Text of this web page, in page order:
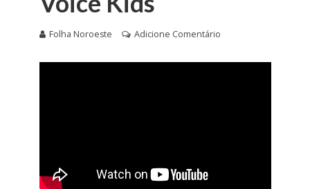
Folha Noroeste Adicione Comentário